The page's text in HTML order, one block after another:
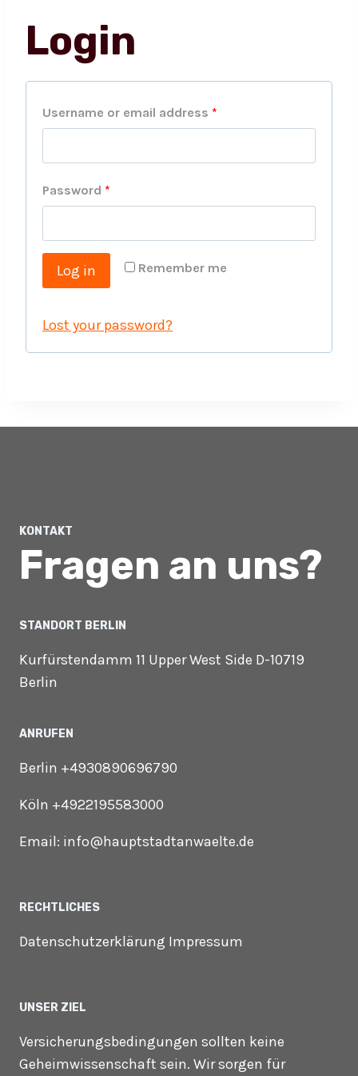
Login
Username or email address *
Password *
Remember me
Log in
Lost your password?
KONTAKT
Fragen an uns?
STANDORT BERLIN
Kurfürstendamm 11 Upper West Side D-10719
Berlin
ANRUFEN
Berlin +4930890696790
Köln +4922195583000
Email: info@hauptstadtanwaelte.de
RECHTLICHES
Datenschutzerklärung Impressum
UNSER ZIEL
Versicherungsbedingungen sollten keine
Geheimwissenschaft sein. Wir sorgen für